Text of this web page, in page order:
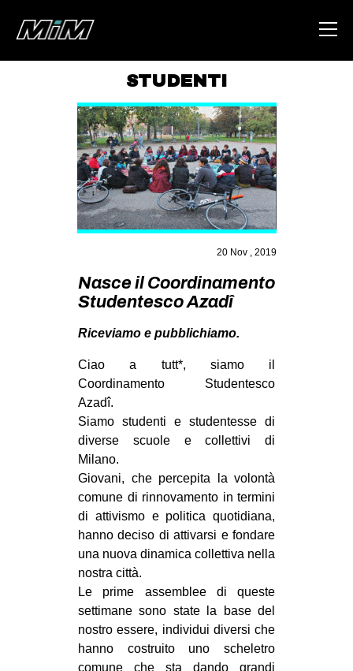
ABOUT
AREA
DEGENERAZIONE
GAZA FREESTYLE
CSOA LAMBRETTA
MSM
STUDENTI TSUNAMI
ZAM
MILANO
MOBILITAZIONI
SPAZI
SPORT POPOLARE
MOVIMENTI
AMBIENTE
ANTIFASCISMO
DIRITTO ALL’ABITARE
MIGRAZIONI
PRECARIATO
REPRESSIONE
STUDENTI
20 Nov , 2019
Nasce il Coordinamento
Studentesco Azadî
Riceviamo e pubblichiamo.
Ciao a tutt*, siamo il
Coordinamento Studentesco
Azadî.
Siamo studenti e studentesse di
diverse scuole e collettivi di
Milano.
Giovani, che percepita la volontà
comune di rinnovamento in termini
di attivismo e politica quotidiana,
hanno deciso di attivarsi e fondare
una nuova dinamica collettiva nella
nostra città.
Le prime assemblee di queste
settimane sono state la base del
nostro essere, individui diversi che
hanno costruito uno scheletro
comune che sta dando grandi